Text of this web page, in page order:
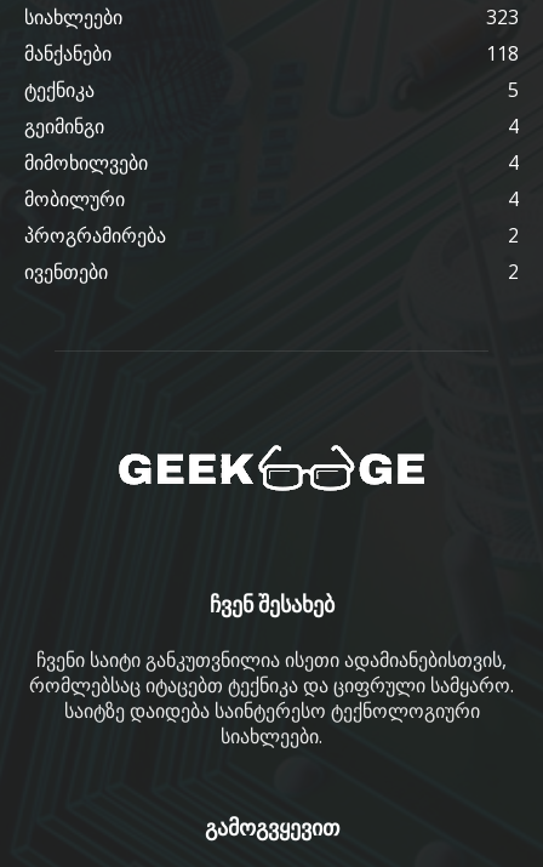
სიახლეები
323
მანქანები
118
ტექნიკა
5
გეიმინგი
4
მიმოხილვები
4
მობილური
4
პროგრამირება
2
ივენთები
2
ჩვენ შესახებ
ჩვენი საიტი განკუთვნილია ისეთი ადამიანებისთვის,
რომლებსაც იტაცებთ ტექნიკა და ციფრული სამყარო.
საიტზე დაიდება საინტერესო ტექნოლოგიური
სიახლეები.
გამოგვყევით